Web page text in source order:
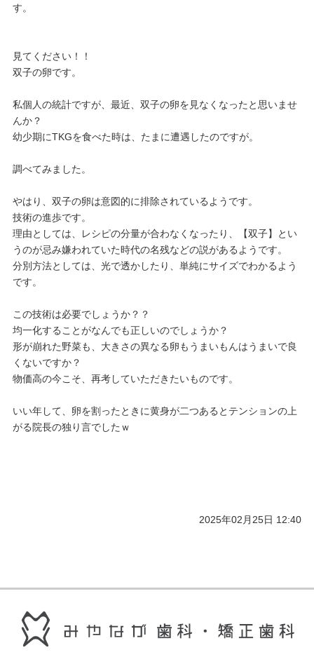
す。
見てください！！
双子の卵です。
私個人の統計ですが、最近、双子の卵を見なくなったと思いませ
んか？
幼少期にTKGを食べた時は、たまに遭遇したのですが。
調べてみました。
やはり、双子の卵は意図的に排除されているようです。
技術の進歩です。
理由としては、レシピの分量が合わなくなったり、【双子】とい
うのが忌み嫌われていた時代の名残などの説があるようです。
分別方法としては、光で透かしたり、単純にサイズでわかるよう
です。
この技術は必要でしょうか？？
均一化することがなんでも正しいのでしょうか？
形が崩れた野菜も、大きさの異なる卵もうまいもんはうまいで良
くないですか？
物価高の今こそ、再考していただきたいものです。
いい年して、卵を割ったときに黄身が二つあるとテンションの上
がる院長の独り言でしたｗ
2025年02月25日 12:40